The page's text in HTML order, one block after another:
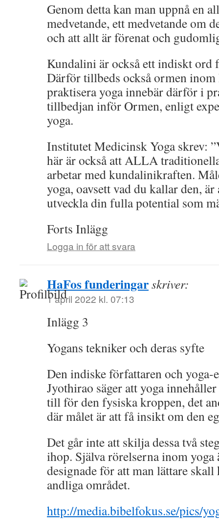
Genom detta kan man uppnå en
medvetande, ett medvetande om
och att allt är förenat och
Kundalini är också ett indiskt ord
Därför tillbeds också ormen
praktisera yoga innebär därför i
tillbedjan inför Ormen, enligt
yoga.
Institutet Medicinsk Yoga skrev:
här är också att ALLA
arbetar med kundalinikraften.
yoga, oavsett vad du kallar den,
utveckla din fulla potential som
Forts Inlägg
Logga in för att svara
HaFos funderingarskriver:
1 april 2022 kl. 07:13
Inlägg 3
Yogans tekniker och deras syfte
Den indiske författaren och yoga-
Jyothirao säger att yoga
till för den fysiska kroppen, det
där målet är att få insikt om den
Det går inte att skilja dessa två
ihop. Själva rörelserna inom
designade för att man lättare
andliga området.
http://media.bibelfokus.se/pics/